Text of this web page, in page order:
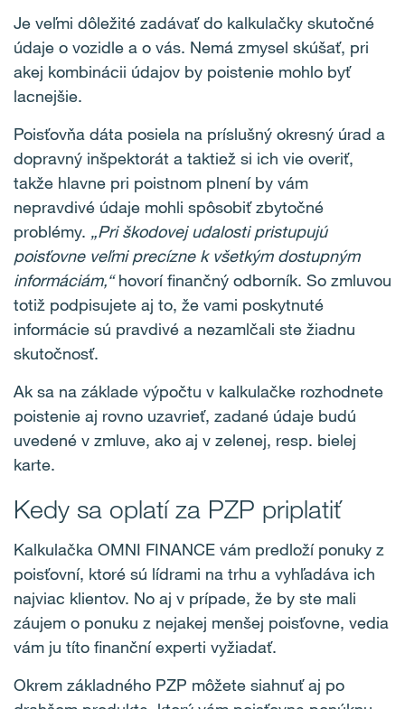
Je veľmi dôležité zadávať do kalkulačky skutočné
údaje o vozidle a o vás. Nemá zmysel skúšať, pri
akej kombinácii údajov by poistenie mohlo byť
lacnejšie.
Poisťovňa dáta posiela na príslušný okresný úrad a
dopravný inšpektorát a taktiež si ich vie overiť,
takže hlavne pri poistnom plnení by vám
nepravdivé údaje mohli spôsobiť zbytočné
problémy. „Pri škodovej udalosti pristupujú
poisťovne veľmi precízne k všetkým dostupným
informáciám,“hovorí finančný odborník. So zmluvou
totiž podpisujete aj to, že vami poskytnuté
informácie sú pravdivé a nezamlčali ste žiadnu
skutočnosť.
Ak sa na základe výpočtu v kalkulačke rozhodnete
poistenie aj rovno uzavrieť, zadané údaje budú
uvedené v zmluve, ako aj v zelenej, resp. bielej
karte.
Kedy sa oplatí za PZP priplatiť
Kalkulačka OMNI FINANCE vám predloží ponuky z
poisťovní, ktoré sú lídrami na trhu a vyhľadáva ich
najviac klientov. No aj v prípade, že by ste mali
záujem o ponuku z nejakej menšej poisťovne, vedia
vám ju títo finanční experti vyžiadať.
Okrem základného PZP môžete siahnuť aj po